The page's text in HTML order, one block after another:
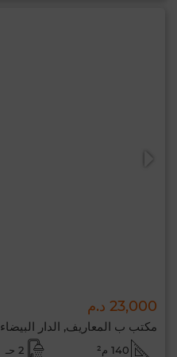
23,000 د.م
مكتب ب المعاريف, الدار البيضاء
140 م² 2 حـ